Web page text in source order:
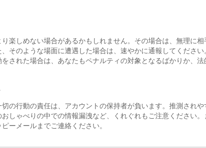
楽しめない場合があるかもしれません。その場合は、無理に
そのような場面に遭遇した場合は、速やかに通報してくださ
された場合は、あなたもペナルティの対象となるばかりか、法
の行動の責任は、アカウントの保持者が負います。推測され
しゃべりの中での情報漏洩など、くれぐれもご注意ください
ーメールまでご連絡ください。